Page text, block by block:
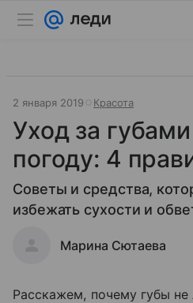
2 января 2019 Красота
Уход за
погоду: 4
Советы и средства,
избежать сухости и
Марина Сютаева
Расскажем, почему губы